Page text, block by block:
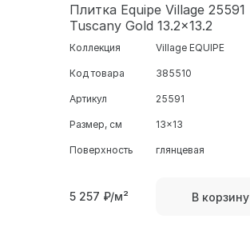
Плитка Equipe Village 25591
Tuscany Gold 13.2x13.2
Коллекция Village EQUIPE
Код товара 385510
Артикул 25591
Размер, см 13x13
Поверхность глянцевая
5 257 ₽/м² В корзину